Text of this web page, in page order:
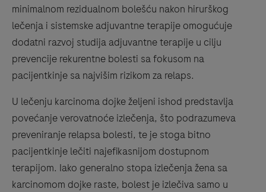
minimalnom rezidualnom bolešću nakon hirurškog
lečenja i sistemske adjuvantne terapije omogućuje
dodatni razvoj studija adjuvantne terapije u cilju
prevencije rekurentne bolesti sa fokusom na
pacijentkinje sa najvišim rizikom za relaps.
U lečenju karcinoma dojke željeni ishod predstavlja
povećanje verovatnoće izlečenja, što podrazumeva
preveniranje relapsa bolesti, te je stoga bitno
pacijentkinje lečiti najefikasnijom dostupnom
terapijom. Iako generalno stopa izlečenja žena sa
karcinomom dojke raste, bolest je izlečiva samo u